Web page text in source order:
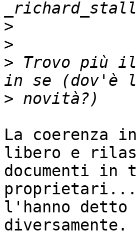
>
>
> Trovo più
>
La coerenza
libero e
documenti
proprietari...
l'hanno detto